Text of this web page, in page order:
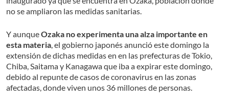
no se ampliaron las medidas sanitarias.
Y aunqueOzaka no experimenta una alza importante en
esta materia, el gobierno japonés anunció este domingo la
extensión de dichas medidas en en las prefecturas de Tokio,
Chiba, Saitama y Kanagawa que iba a expirar este domingo,
debido al repunte de casos de coronavirus en las zonas
afectadas, donde viven unos 36 millones de personas.